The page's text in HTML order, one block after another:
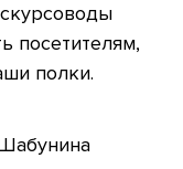
посетителям,
полки.